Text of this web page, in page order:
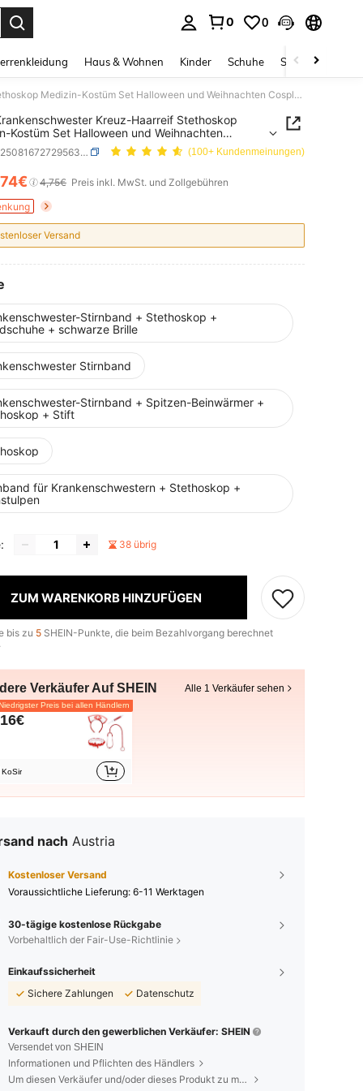
0 0
Haus & Wohnen Kinder Schuhe Schmuck &
Sexy Krankenschwester Kreuz-Haarreif Stethoskop Medizin-Kostüm Set Halloween und Weihnachten Cosplay Party Serie Einzel Tanzparty Outfit Accessoires Feiertagsspaß Verkleidung Make-up Requisiten
Kreuz-Haarreif Stethoskop
Kostüm Set Halloween und Weihnachten
Party Serie Einzel Tanzparty Outfit Accessoires
Verkleidung Make-up Requisiten
SKU: sc25081672729563382 (100+ Kundenmeinungen)
AND AVAILABILITY
4,75€ Preis inkl. MwSt. und Zollgebühren
Versand
Stirnband + Stethoskop +
+ schwarze Brille
Stirnband
Stirnband + Spitzen-Beinwärmer +
+ Stift
für Krankenschwestern + Stethoskop +
38 übrig
ZUM WARENKORB HINZUFÜGEN
bis zu 5 SHEIN-Punkte, die beim Bezahlvorgang berechnet
Verkäufer Auf SHEIN Alle 1 Verkäufer sehen
Preis bei allen Händlern
KoSir
nach Austria
Kostenloser Versand
Voraussichtliche Lieferung: 6-11 Werktagen
30-tägige kostenlose Rückgabe
Vorbehaltlich der Fair-Use-Richtlinie
Einkaufssicherheit
Sichere Zahlungen
Datenschutz
Verkauft durch den gewerblichen Verkäufer: SHEIN
Versendet von SHEIN
Informationen und Pflichten des Händlers
Um diesen Verkäufer und/oder dieses Produkt zu melden